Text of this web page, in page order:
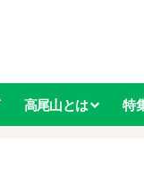
高尾山とは 特